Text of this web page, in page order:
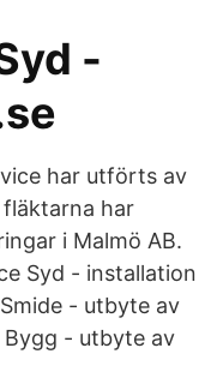
-
har utförts av
har
i Malmö AB.
Syd - installation
- utbyte av
- utbyte av